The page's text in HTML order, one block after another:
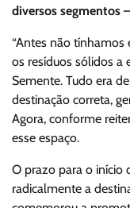
diversos segmentos
“Antes não tínhamos
os resíduos sólidos a
Semente. Tudo era
destinação correta,
Agora, conforme
esse espaço.
O prazo para o início
radicalmente a